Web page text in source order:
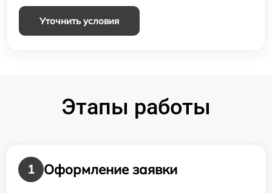
Уточнить условия
Этапы работы
1
Оформление заявки